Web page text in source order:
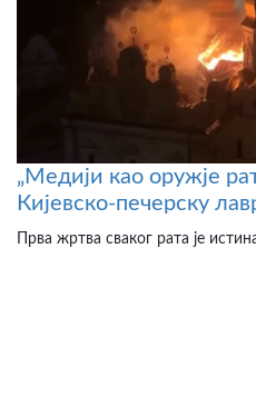
„Медији као оружје
Кијевско-печерску
Прва жртва сваког рата је